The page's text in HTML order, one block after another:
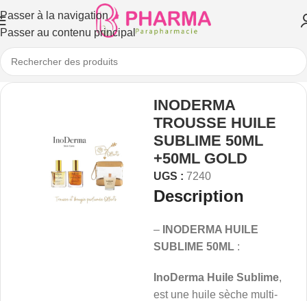
Passer à la navigation
Passer au contenu principal
INODERMA
TROUSSE HUILE
SUBLIME 50ML
+50ML GOLD
UGS : 7240
Description
–
INODERMA HUILE
SUBLIME 50ML :
InoDerma Huile Sublime,
est une huile sèche multi-